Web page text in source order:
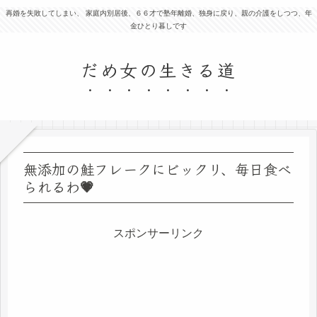
再婚を失敗してしまい、 家庭内別居後、６６才で塾年離婚、独身に戻り、親の介護をしつつ、年
金ひとり暮しです
だめ女の生きる道
無添加の鮭フレークにビックリ、毎日食べ
られるわ💗
スポンサーリンク